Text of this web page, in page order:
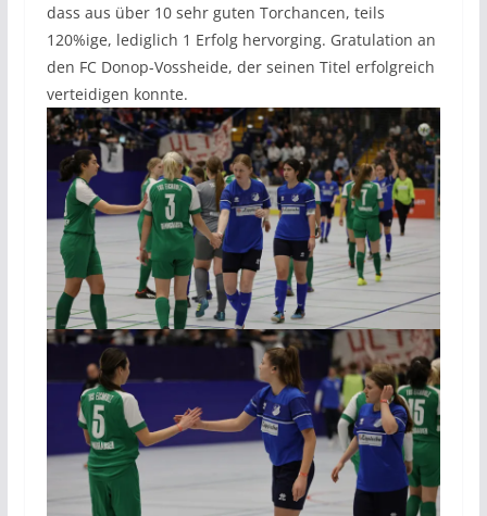
dass aus über 10 sehr guten Torchancen, teils
120%ige, lediglich 1 Erfolg hervorging. Gratulation an
den FC Donop-Vossheide, der seinen Titel erfolgreich
verteidigen konnte.